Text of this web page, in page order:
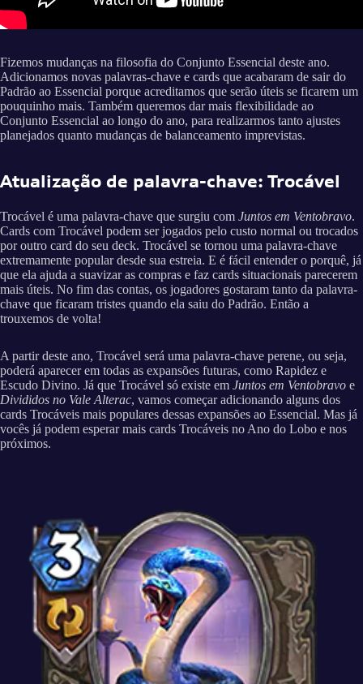
Fizemos mudanças na filosofia do Conjunto Essencial deste ano.
Adicionamos novas palavras-chave e cards que acabaram de sair do
Padrão ao Essencial porque acreditamos que serão úteis se ficarem um
pouquinho mais. Também queremos dar mais flexibilidade ao
Conjunto Essencial ao longo do ano, para realizarmos tanto ajustes
planejados quanto mudanças de balanceamento imprevistas.
Atualização de palavra-chave: Trocável
Trocável é uma palavra-chave que surgiu com Juntos em Ventobravo.
Cards com Trocável podem ser jogados pelo custo normal ou trocados
por outro card do seu deck. Trocável se tornou uma palavra-chave
extremamente popular desde sua estreia. E é fácil entender o porquê, já
que ela ajuda a suavizar as compras e faz cards situacionais parecerem
mais úteis. No fim das contas, os jogadores gostaram tanto da palavra-
chave que ficaram tristes quando ela saiu do Padrão. Então a
trouxemos de volta!
A partir deste ano, Trocável será uma palavra-chave perene, ou seja,
poderá aparecer em todas as expansões futuras, como Rapidez e
Escudo Divino. Já que Trocável só existe em Juntos em Ventobravo e
Divididos no Vale Alterac, vamos começar adicionando alguns dos
cards Trocáveis mais populares dessas expansões ao Essencial. Mas já
vocês já podem esperar mais cards Trocáveis no Ano do Lobo e nos
próximos.